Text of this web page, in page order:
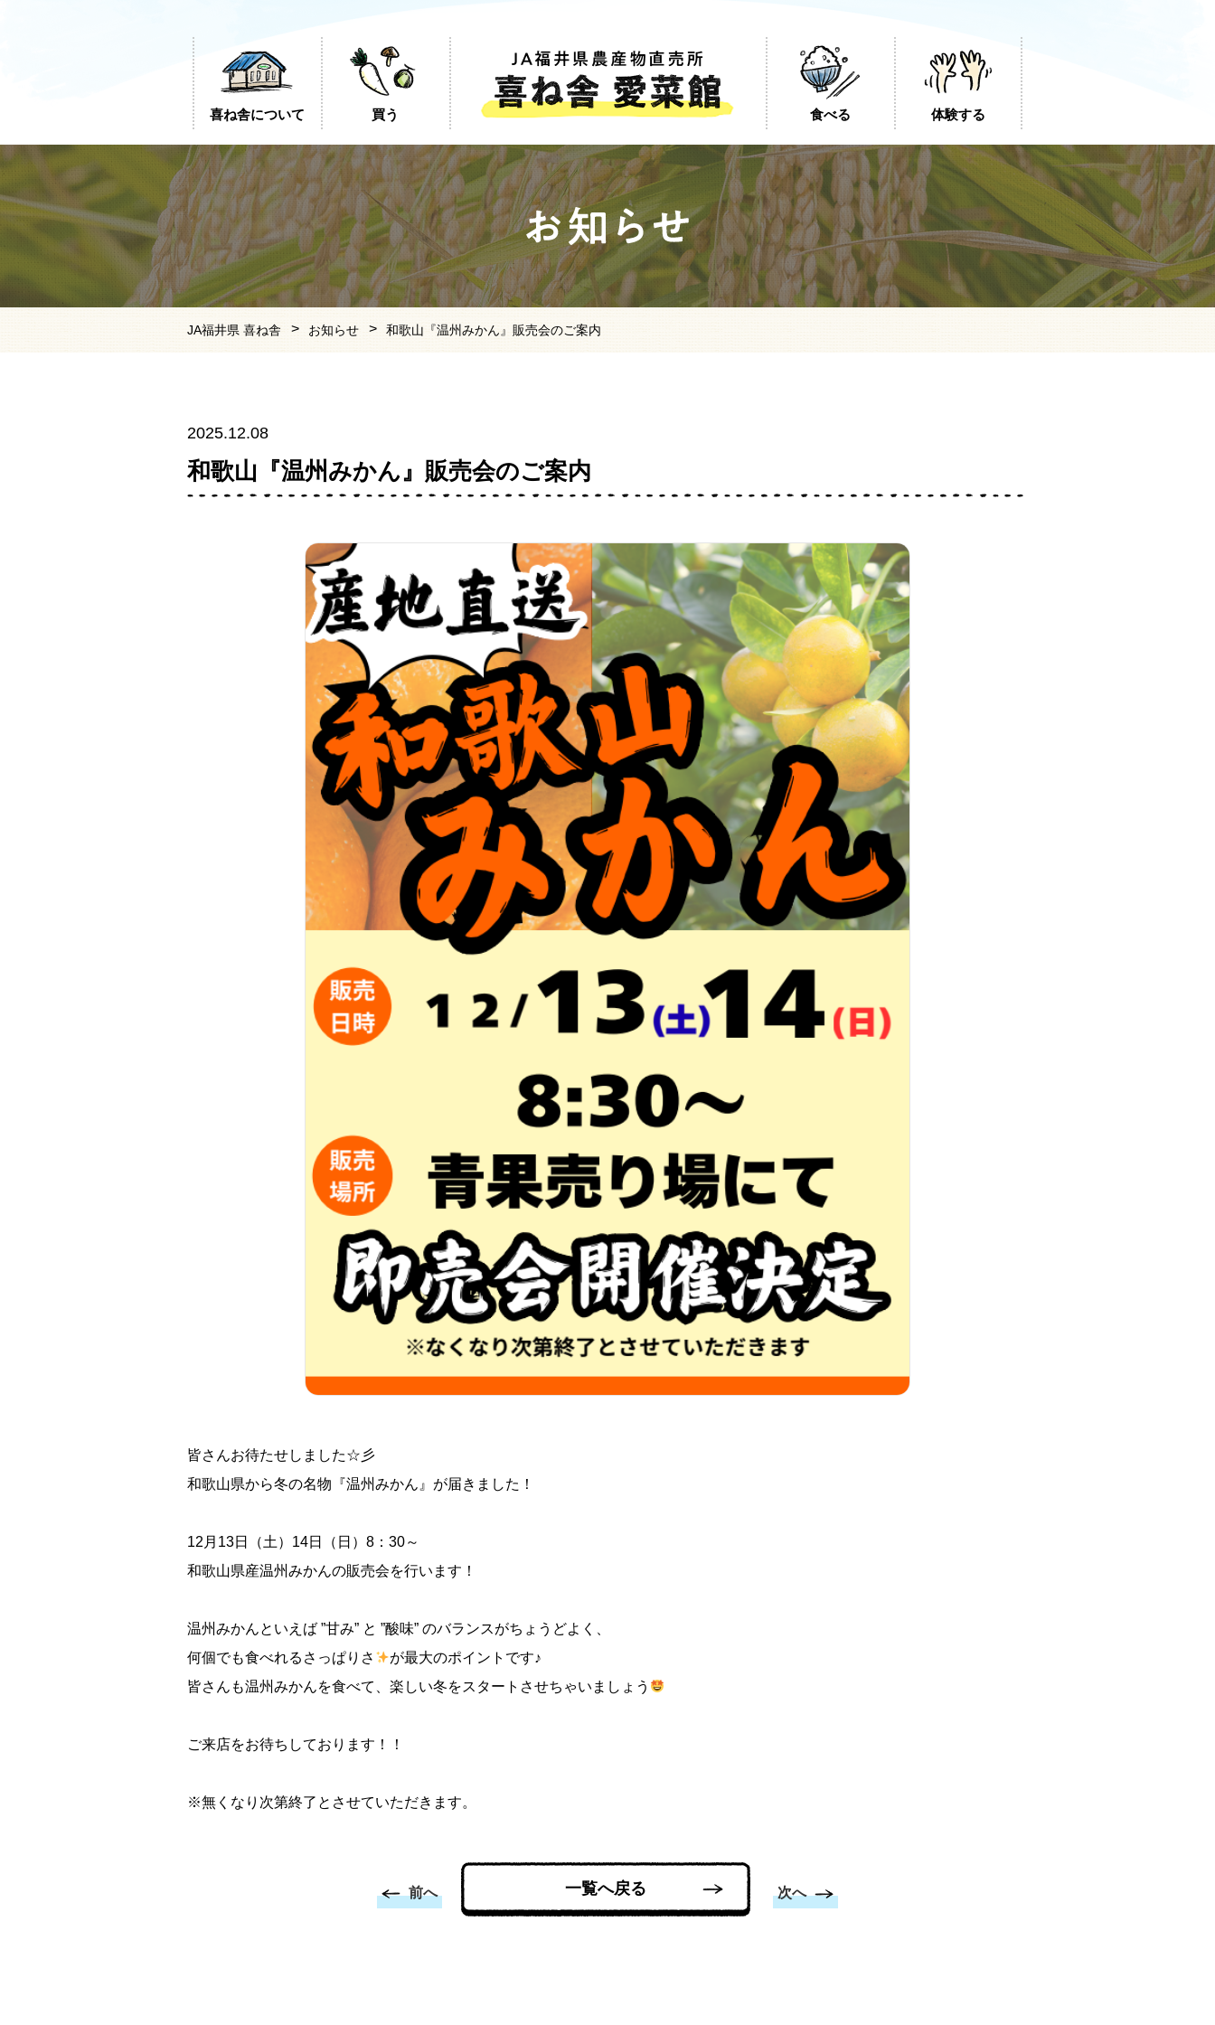
喜ね舎について 買う 食べる 体験する
JA福井県 喜ね舎 お知らせ 和歌山『温州みかん』販売会のご案内
2025.12.08
和歌山『温州みかん』販売会のご案内
皆さんお待たせしました☆彡
和歌山県から冬の名物『温州みかん』が届きました！
12月13日（土）14日（日）8：30～
和歌山県産温州みかんの販売会を行います！
温州みかんといえば ”甘み” と ”酸味” のバランスがちょうどよく、
何個でも食べれるさっぱりさ
が最大のポイントです♪
皆さんも温州みかんを食べて、楽しい冬をスタートさせちゃいましょう
ご来店をお待ちしております！！
※無くなり次第終了とさせていただきます。
前へ 一覧へ戻る 次へ